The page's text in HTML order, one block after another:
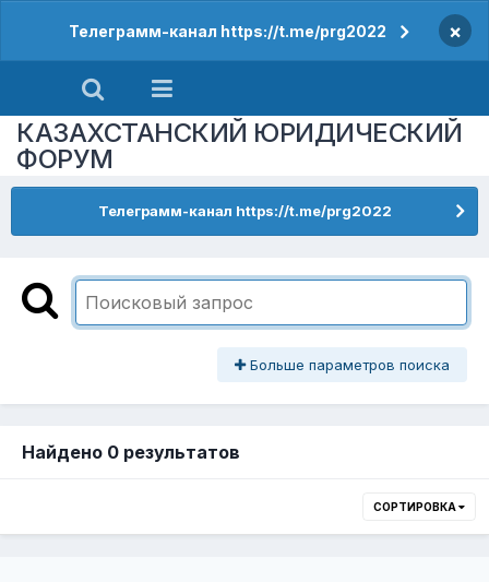
Телеграмм-канал https://t.me/prg2022 ×
КАЗАХСТАНСКИЙ ЮРИДИЧЕСКИЙ
ФОРУМ
Телеграмм-канал https://t.me/prg2022
Больше параметров поиска
Найдено 0 результатов
СОРТИРОВКА